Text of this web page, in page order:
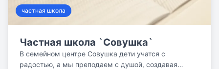
частная школа
Частная школа `Совушка`
В семейном центре Совушка дети учатся с
радостью, а мы преподаем с душой, создавая